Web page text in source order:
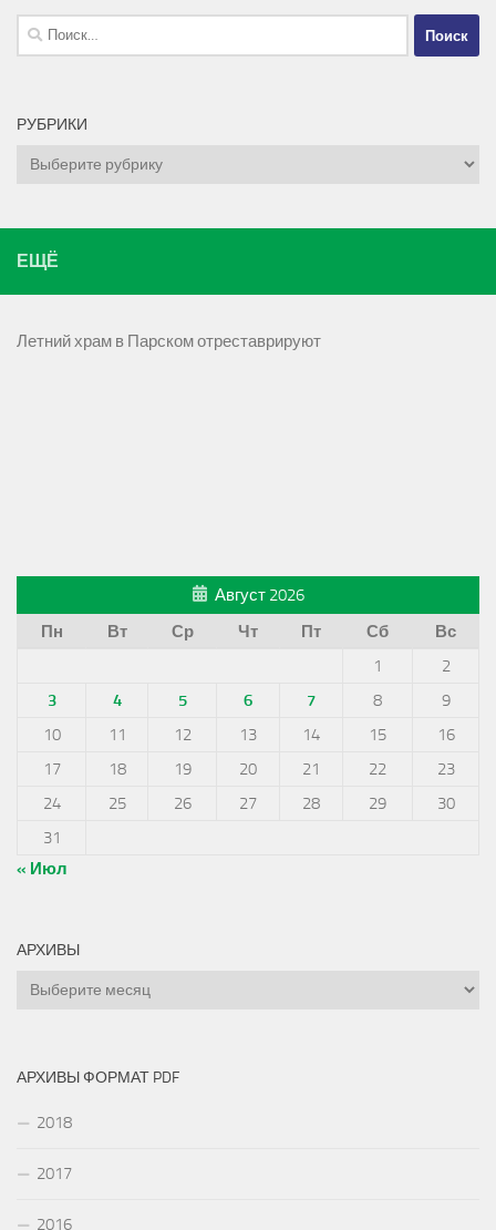
Найти:
РУБРИКИ
Рубрики
ЕЩЁ
Летний храм в Парском отреставрируют
Август 2026
Пн
Вт Ср Чт Пт Сб
Вс
1
2
3
4 5 6 7 8
9
10
11 12 13 14 15
16
17
18 19 20 21 22
23
24
25 26 27 28 29
30
31
« Июл
АРХИВЫ
Архивы
АРХИВЫ ФОРМАТ PDF
2018
2017
2016